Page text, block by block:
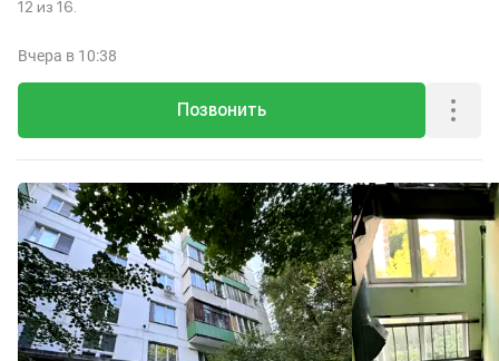
12 из 16.
Позвонить
Вчера в 10:38